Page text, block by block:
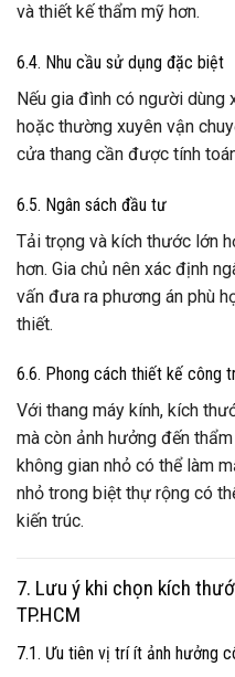
và thiết kế thẩm mỹ hơn.
6.4. Nhu cầu sử dụng đặc biệt
Nếu gia đình có người dùng
hoặc thường xuyên vận
cửa thang cần được tính
6.5. Ngân sách đầu tư
Tải trọng và kích thước lớn
hơn. Gia chủ nên xác định
vấn đưa ra phương án phù
thiết.
6.6. Phong cách thiết kế công
Với thang máy kính, kích
mà còn ảnh hưởng đến
không gian nhỏ có thể làm
nhỏ trong biệt thự rộng có
kiến trúc.
7. Lưu ý khi chọn kích
TP.HCM
7.1. Ưu tiên vị trí ít ảnh hưởng